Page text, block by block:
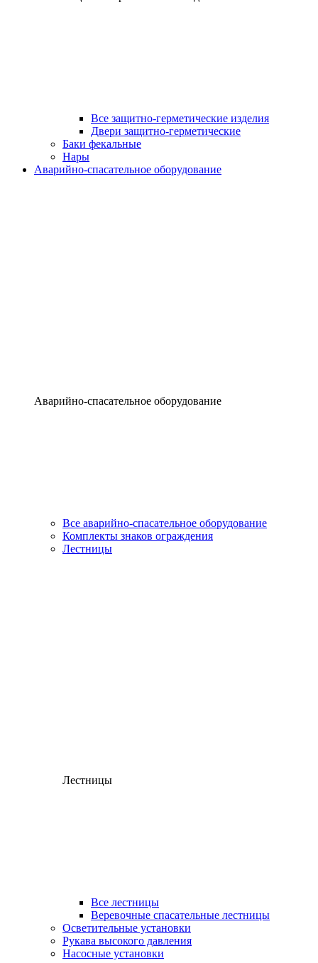
Все защитно-герметические изделия
Двери защитно-герметические
Баки фекальные
Нары
Аварийно-спасательное оборудование
Аварийно-спасательное оборудование
Все аварийно-спасательное оборудование
Комплекты знаков ограждения
Лестницы
Лестницы
Все лестницы
Веревочные спасательные лестницы
Осветительные установки
Рукава высокого давления
Насосные установки